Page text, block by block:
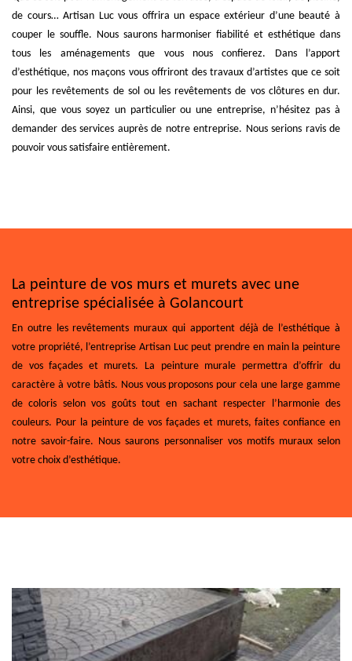
de cours… Artisan Luc vous offrira un espace extérieur d’une beauté à
couper le souffle. Nous saurons harmoniser fiabilité et esthétique dans
tous les aménagements que vous nous confierez. Dans l’apport
d’esthétique, nos maçons vous offriront des travaux d’artistes que ce soit
pour les revêtements de sol ou les revêtements de vos clôtures en dur.
Ainsi, que vous soyez un particulier ou une entreprise, n’hésitez pas à
demander des services auprès de notre entreprise. Nous serions ravis de
pouvoir vous satisfaire entièrement.
La peinture de vos murs et murets avec une
entreprise spécialisée à Golancourt
En outre les revêtements muraux qui apportent déjà de l’esthétique à
votre propriété, l’entreprise Artisan Luc peut prendre en main la peinture
de vos façades et murets. La peinture murale permettra d’offrir du
caractère à votre bâtis. Nous vous proposons pour cela une large gamme
de coloris selon vos goûts tout en sachant respecter l’harmonie des
couleurs. Pour la peinture de vos façades et murets, faites confiance en
notre savoir-faire. Nous saurons personnaliser vos motifs muraux selon
votre choix d’esthétique.